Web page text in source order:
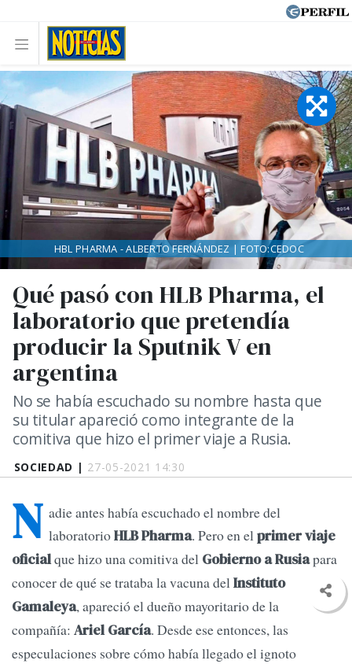
SOCIEDAD | 27-05-2021 14:30
Qué pasó con HLB Pharma, el
laboratorio que pretendía
producir la Sputnik V en
argentina
No se había escuchado su nombre hasta que
su titular apareció como integrante de la
comitiva que hizo el primer viaje a Rusia.
HBL PHARMA - ALBERTO FERNÁNDEZ | FOTO:CEDOC
N adie antes había escuchado el nombre del
laboratorioHLB Pharma. Pero en elprimer viaje
oficialque hizo una comitiva del Gobierno a Rusiapara
conocer de qué se trataba la vacuna delInstituto
Gamaleya, apareció el dueño mayoritario de la
compañía: Ariel García. Desde ese entonces, las
especulaciones sobre cómo había llegado el ignoto